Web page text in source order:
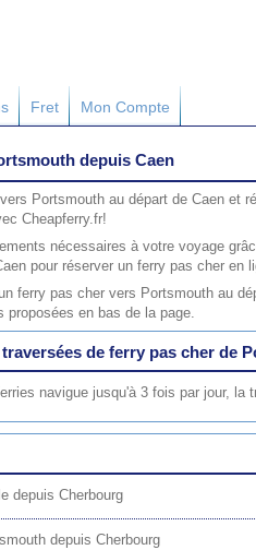
Fret Mon Compte
depuis Caen
Portsmouth au départ de Caen et
Cheapferry.fr!
nécessaires à votre voyage
pour réserver un ferry pas cher en
ferry pas cher vers Portsmouth au
proposées en bas de la page.
de ferry pas cher de
navigue jusqu'à 3 fois par jour, la
depuis Cherbourg
depuis Cherbourg